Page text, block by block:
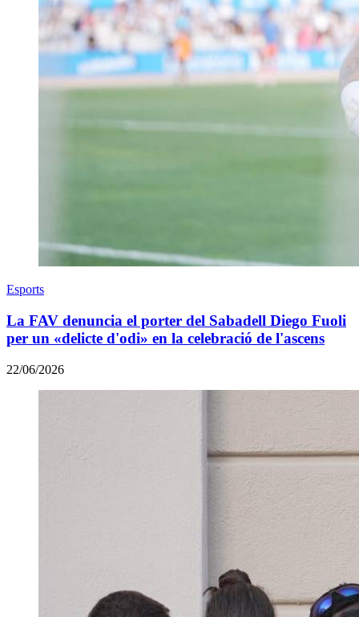
Esports
La FAV denuncia el porter del Sabadell Diego Fuoli
per un «delicte d'odi» en la celebració de l'ascens
22/06/2026